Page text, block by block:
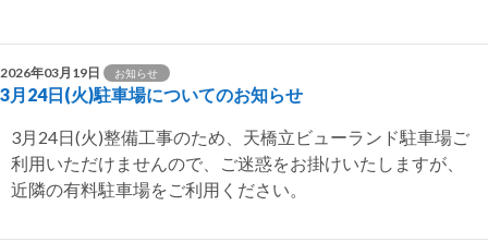
2026年03月19日 お知らせ
3月24日(火)駐車場についてのお知らせ
3月24日(火)整備工事のため、天橋立ビューランド駐車場ご
利用いただけませんので、ご迷惑をお掛けいたしますが、
近隣の有料駐車場をご利用ください。